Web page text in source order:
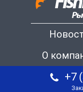
О
+7